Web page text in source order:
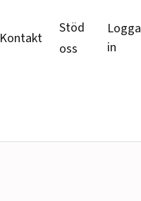
Kontakt
Stöd
oss
Logga
in